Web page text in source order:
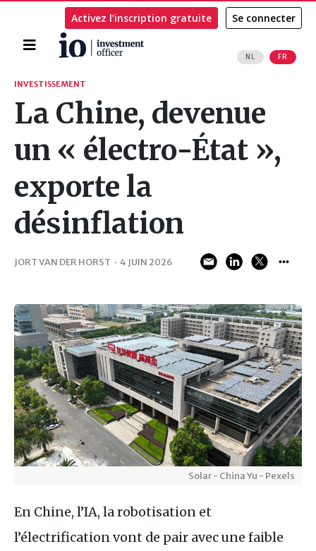
Accueil
NL FR
Activez l’inscription gratuite Se connecter
Rechercher
INVESTISSEMENT
La Chine, devenue
un « électro-État »,
exporte la
désinflation
JORT VAN DER HORST · 4 JUIN 2026
Solar - China Yu - Pexels
En Chine, l’IA, la robotisation et
l’électrification vont de pair avec une faible